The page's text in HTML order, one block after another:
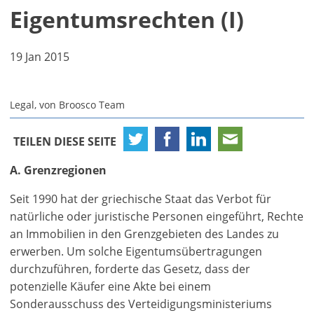
Eigentumsrechten (I)
19 Jan 2015
Legal, von Broosco Team
TEILEN DIESE SEITE
A. Grenzregionen
Seit 1990 hat der griechische Staat das Verbot für
natürliche oder juristische Personen eingeführt, Rechte
an Immobilien in den Grenzgebieten des Landes zu
erwerben. Um solche Eigentumsübertragungen
durchzuführen, forderte das Gesetz, dass der
potenzielle Käufer eine Akte bei einem
Sonderausschuss des Verteidigungsministeriums